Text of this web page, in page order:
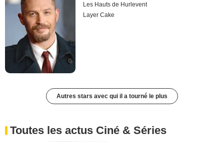
Les Hauts de Hurlevent
Layer Cake
Autres stars avec qui il a tourné le plus
Toutes les actus Ciné & Séries